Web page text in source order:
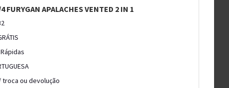
FURYGAN APALACHES VENTED 2 IN 1
troca ou devolução